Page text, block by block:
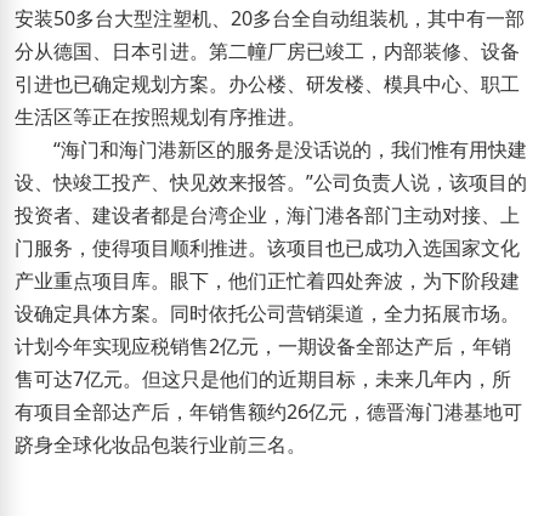
安装50多台大型注塑机、20多台全自动组装机，其中有一部
分从德国、日本引进。第二幢厂房已竣工，内部装修、设备
引进也已确定规划方案。办公楼、研发楼、模具中心、职工
生活区等正在按照规划有序推进。
“海门和海门港新区的服务是没话说的，我们惟有用快建
设、快竣工投产、快见效来报答。”公司负责人说，该项目的
投资者、建设者都是台湾企业，海门港各部门主动对接、上
门服务，使得项目顺利推进。该项目也已成功入选国家文化
产业重点项目库。眼下，他们正忙着四处奔波，为下阶段建
设确定具体方案。同时依托公司营销渠道，全力拓展市场。
计划今年实现应税销售2亿元，一期设备全部达产后，年销
售可达7亿元。但这只是他们的近期目标，未来几年内，所
有项目全部达产后，年销售额约26亿元，德晋海门港基地可
跻身全球化妆品包装行业前三名。